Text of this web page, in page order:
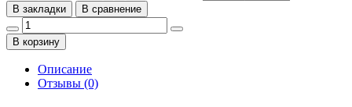
В закладки В сравнение
В корзину
Описание
Отзывы (0)